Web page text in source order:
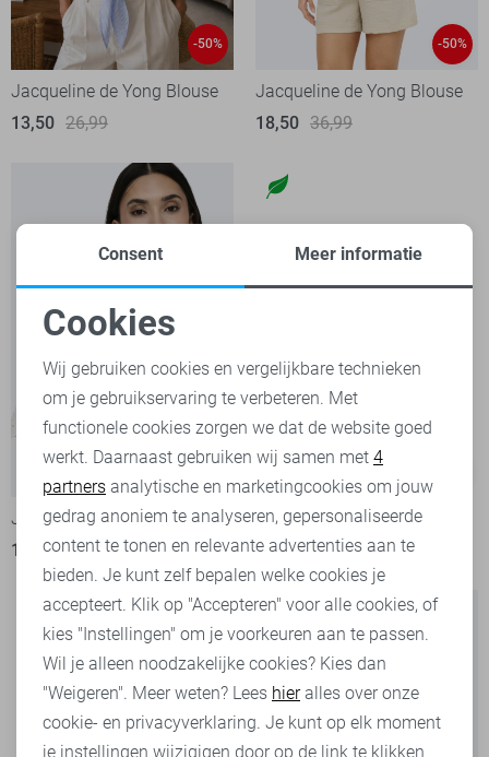
-50%
Jacqueline de Yong Blouse
13,50 26,99
-50%
Jacqueline de Yong Blouse
18,50 36,99
Jacqueline de Yong Blouse
17,50 34,99
Jacqueline de Yong Blouse
22,50 44,99
Noodzakelijke cookies
Personalisatie cookies
Analytische cookies
Marketing cookies
Consent Meer informatie
Cookies
Wij gebruiken cookies en vergelijkbare technieken
om je gebruikservaring te verbeteren. Met
functionele cookies zorgen we dat de website goed
werkt. Daarnaast gebruiken wij samen met 4
partners analytische en marketingcookies om jouw
gedrag anoniem te analyseren, gepersonaliseerde
content te tonen en relevante advertenties aan te
bieden. Je kunt zelf bepalen welke cookies je
accepteert. Klik op "Accepteren" voor alle cookies, of
kies "Instellingen" om je voorkeuren aan te passen.
Wil je alleen noodzakelijke cookies? Kies dan
"Weigeren". Meer weten? Lees hieralles over onze
cookie- en privacyverklaring. Je kunt op elk moment
je instellingen wijzigigen door op de link te klikken